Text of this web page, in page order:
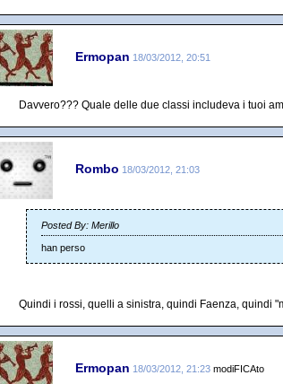
Ermopan 18/03/2012, 20:51
Davvero??? Quale delle due classi includeva i tuoi
Rombo 18/03/2012, 21:03
Posted By: Merillo
han perso
Quindi i rossi, quelli a sinistra, quindi Faenza, quindi
Ermopan 18/03/2012, 21:23 modiFICAto